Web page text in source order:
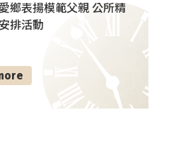
鄉表揚模範父親 公所精
排活動